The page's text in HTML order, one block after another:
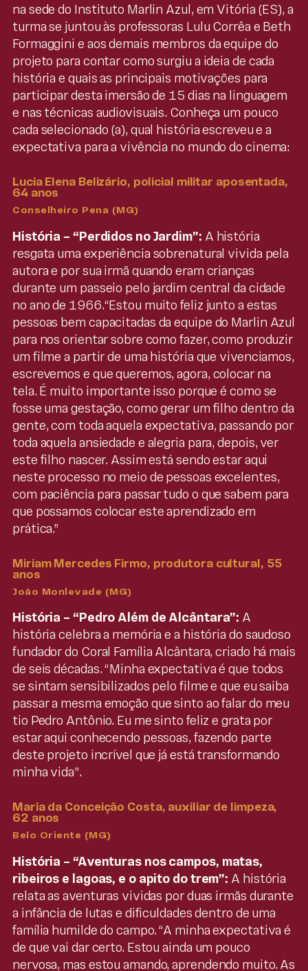
na sede do Instituto Marlin Azul, em Vitória (ES), a
turma se juntou às professoras Lulu Corrêa e Beth
Formaggini e aos demais membros da equipe do
projeto para contar como surgiu a ideia de cada
história e quais as principais motivações para
participar desta imersão de 15 dias na linguagem
e nas técnicas audiovisuais. Conheça um pouco
cada selecionado (a), qual história escreveu e a
expectativa para a vivência no mundo do cinema:
Lucia Elena Belizário, policial militar aposentada,
64 anos
Conselheiro Pena (MG)
História – “Perdidos no Jardim”: A história
resgata uma experiência sobrenatural vivida pela
autora e por sua irmã quando eram crianças
durante um passeio pelo jardim central da cidade
no ano de 1966.“Estou muito feliz junto a estas
pessoas bem capacitadas da equipe do Marlin Azul
para nos orientar sobre como fazer, como produzir
um filme a partir de uma história que vivenciamos,
escrevemos e que queremos, agora, colocar na
tela. É muito importante isso porque é como se
fosse uma gestação, como gerar um filho dentro da
gente, com toda aquela expectativa, passando por
toda aquela ansiedade e alegria para, depois, ver
este filho nascer. Assim está sendo estar aqui
neste processo no meio de pessoas excelentes,
com paciência para passar tudo o que sabem para
que possamos colocar este aprendizado em
prática.”
Miriam Mercedes Firmo, produtora cultural, 55
anos
João Monlevade (MG)
História – “Pedro Além de Alcântara”: A
história celebra a memória e a história do saudoso
fundador do Coral Família Alcântara, criado há mais
de seis décadas. “Minha expectativa é que todos
se sintam sensibilizados pelo filme e que eu saiba
passar a mesma emoção que sinto ao falar do meu
tio Pedro Antônio. Eu me sinto feliz e grata por
estar aqui conhecendo pessoas, fazendo parte
deste projeto incrível que já está transformando
minha vida”.
Maria da Conceição Costa, auxiliar de limpeza,
62 anos
Belo Oriente (MG)
História – “Aventuras nos campos, matas,
ribeiros e lagoas, e o apito do trem”: A história
relata as aventuras vividas por duas irmãs durante
a infância de lutas e dificuldades dentro de uma
família humilde do campo. “A minha expectativa é
de que vai dar certo. Estou ainda um pouco
nervosa, mas estou amando, aprendendo muito. As